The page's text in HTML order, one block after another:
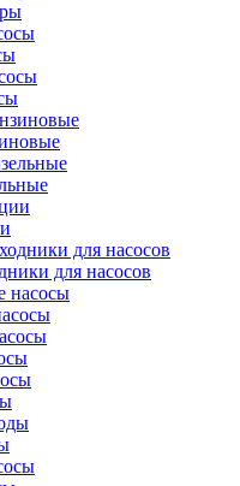
для насосов